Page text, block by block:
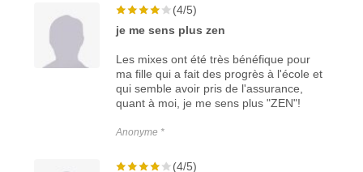
(4/5)
je me sens plus zen
Les mixes ont été très bénéfique pour
ma fille qui a fait des progrès à l'école et
qui semble avoir pris de l'assurance,
quant à moi, je me sens plus "ZEN"!
Anonyme *
(4/5)